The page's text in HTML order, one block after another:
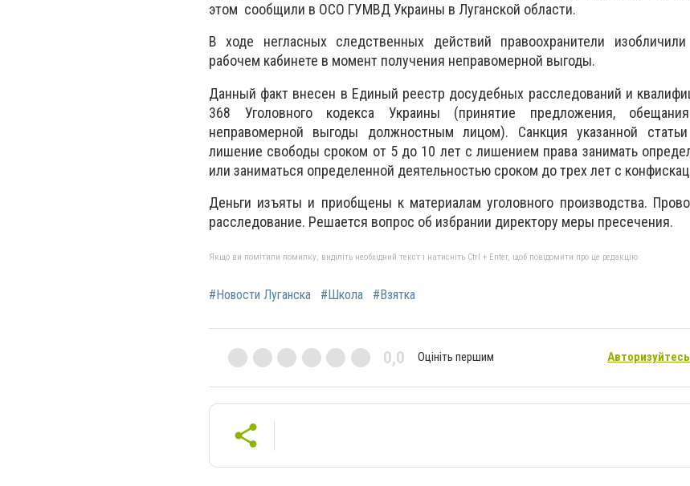
этом сообщили в ОСО ГУМВД Украины в Луганской области.
В ходе негласных следственных действий правоохранители
рабочем кабинете в момент получения неправомерной выгоды.
Данный факт внесен в Единый реестр досудебных расследований и
368 Уголовного кодекса Украины (принятие предложения,
неправомерной выгоды должностным лицом). Санкция указанной статьи
лишение свободы сроком от 5 до 10 лет с лишением права занимать
или заниматься определенной деятельностью сроком до трех лет с
Деньги изъяты и приобщены к материалам уголовного производства.
расследование. Решается вопрос об избрании директору меры пресечения.
Якщо ви помітили помилку, виділіть необхідний текст і натисніть Ctrl + Enter, щоб повідомити про це редакцію
#Новости Луганска #Школа #Взятка
0,0 Оцініть першим Авторизуйтесь